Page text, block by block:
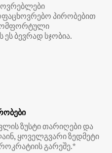
პირობებით
ეს ბევრად სჯობია.
ზუსტი თარიღები და
ყოველგვარი ზედმეტი
გარეშე.*